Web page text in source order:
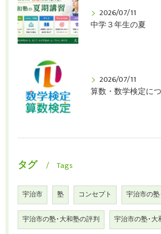
2026/07/11
中学３年生の夏
2026/07/11
算数・数学検定に
タグ Tags
宇治市 塾 コンセプト 宇治市の
宇治市の塾･大和塾の評判 宇治市の塾･大